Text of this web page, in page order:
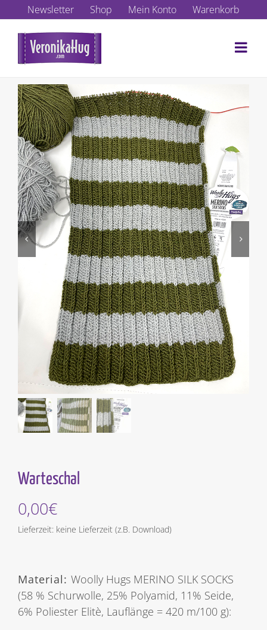
Inhalt
springen
Newsletter Shop Mein Konto Warenkorb
Warteschal
0,00€
Lieferzeit: keine Lieferzeit (z.B. Download)
Material: Woolly Hugs MERINO SILK SOCKS
(58 % Schurwolle, 25% Polyamid, 11% Seide,
6% Poliester Elitè, Lauflänge = 420 m/100 g):